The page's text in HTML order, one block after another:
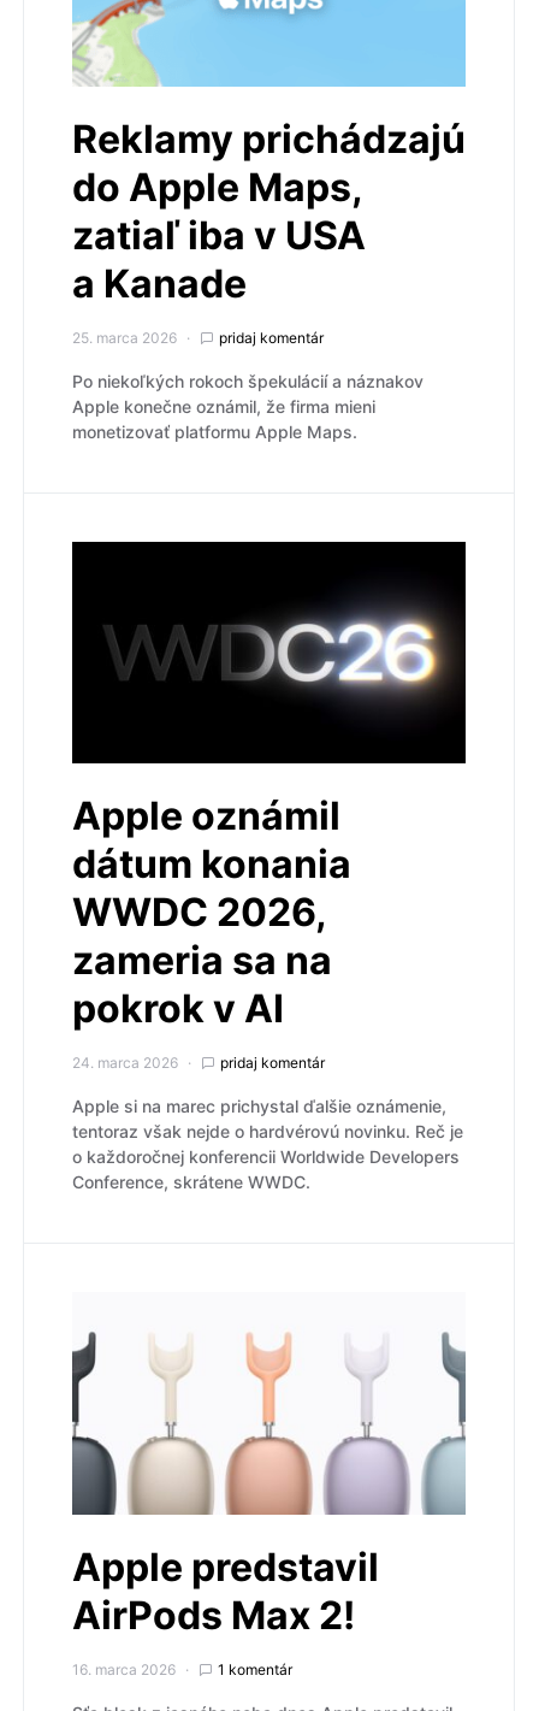
Reklamy prichádzajú
do Apple Maps,
zatiaľ iba v USA
a Kanade
25. marca 2026 pridaj komentár
Po niekoľkých rokoch špekulácií a náznakov
Apple konečne oznámil, že firma mieni
monetizovať platformu Apple Maps.
Apple oznámil
dátum konania
WWDC 2026,
zameria sa na
pokrok v AI
24. marca 2026 pridaj komentár
Apple si na marec prichystal ďalšie oznámenie,
tentoraz však nejde o hardvérovú novinku. Reč je
o každoročnej konferencii Worldwide Developers
Conference, skrátene WWDC.
Apple predstavil
AirPods Max 2!
16. marca 2026 1 komentár